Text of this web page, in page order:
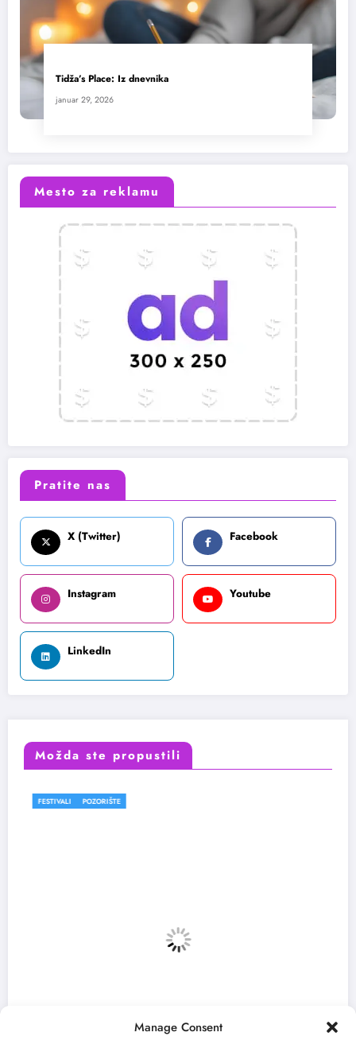
Manage Consent
Tidža’s Place: Iz dnevnika
januar 29, 2026
Mesto za reklamu
Pratite nas
X (Twitter) Facebook
Instagram Youtube
LinkedIn
Možda ste propustili
POZORIŠTE